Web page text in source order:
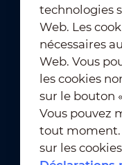
Conditions
Conformité en
technologies
Web. Les
nécessaires
Web. Vous
les cookies
sur le bouton
Vous pouvez
tout
sur les